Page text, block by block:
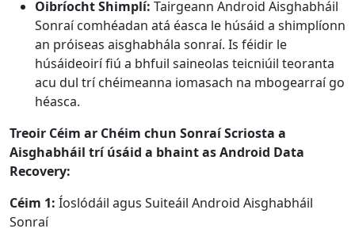
Oibríocht Shimplí: Tairgeann Android Aisghabháil
Sonraí comhéadan atá éasca le húsáid a shimplíonn
an próiseas aisghabhála sonraí. Is féidir le
húsáideoirí fiú a bhfuil saineolas teicniúil teoranta
acu dul trí chéimeanna iomasach na mbogearraí go
héasca.
Treoir Céim ar Chéim chun Sonraí Scriosta a
Aisghabháil trí úsáid a bhaint as Android Data
Recovery:
Céim 1: Íoslódáil agus Suiteáil Android Aisghabháil
Sonraí